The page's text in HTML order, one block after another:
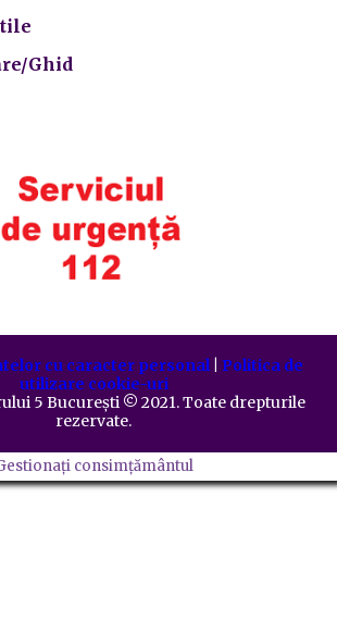
Ghid
cu caracter personal| Politica de
utilizare cookie-uri
5 București ©️ 2021. Toate drepturile
rezervate.
consimțământul